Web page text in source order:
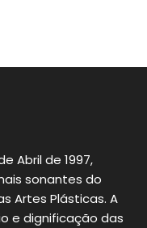
Abril de 1997,
sonantes do
Artes Plásticas. A
e dignificação das